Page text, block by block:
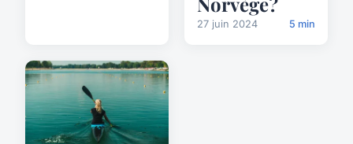
27 juin 2024 5 min